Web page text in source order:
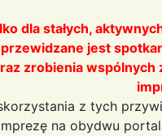
dla stałych,
jest
zrobienia wspólnych
z tych
na obydwu